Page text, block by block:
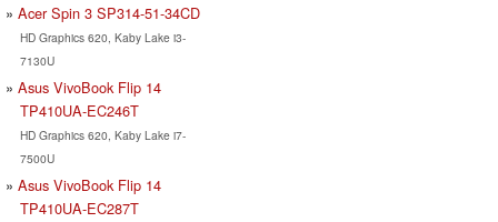
Acer Spin 3 SP314-51-34CD
HD Graphics 620, Kaby Lake i3-
7130U
Asus VivoBook Flip 14
TP410UA-EC246T
HD Graphics 620, Kaby Lake i7-
7500U
Asus VivoBook Flip 14
TP410UA-EC287T